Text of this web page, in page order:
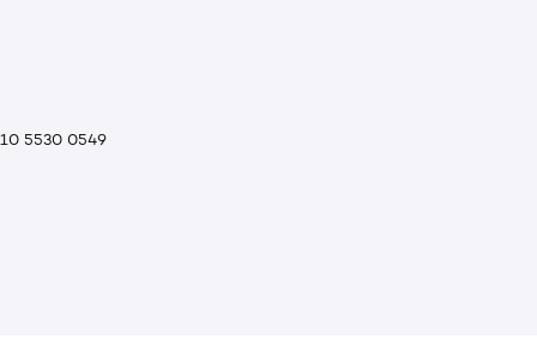
5530 0549